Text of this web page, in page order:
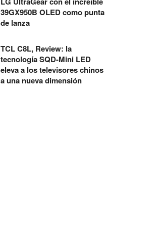
39GX950B OLED como punta
de lanza
TCL C8L, Review: la
tecnología SQD-Mini LED
eleva a los televisores chinos
a una nueva dimensión